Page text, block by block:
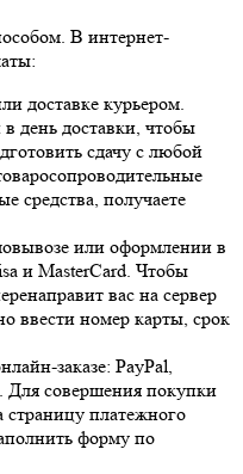
В интернет-
доставке курьером.
день доставки, чтобы
сдачу с любой
средства, получаете
или оформлении в
и MasterCard. Чтобы
вас на сервер
ввести номер карты, срок
заказе: PayPal,
Для совершения покупки
страницу платежного
форму по